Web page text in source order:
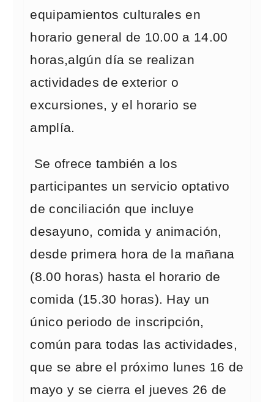
equipamientos culturales en
horario general de 10.00 a 14.00
horas,algún día se realizan
actividades de exterior o
excursiones, y el horario se
amplía.
Se ofrece también a los
participantes un servicio optativo
de conciliación que incluye
desayuno, comida y animación,
desde primera hora de la mañana
(8.00 horas) hasta el horario de
comida (15.30 horas). Hay un
único periodo de inscripción,
común para todas las actividades,
que se abre el próximo lunes 16 de
mayo y se cierra el jueves 26 de